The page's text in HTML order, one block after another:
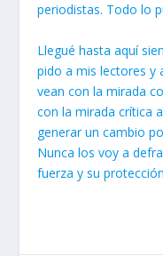
periodistas. Todo lo
Llegué hasta aquí
pido a mis lectores y
vean con la mirada
con la mirada crítica
generar un cambio
Nunca los voy a
fuerza y su